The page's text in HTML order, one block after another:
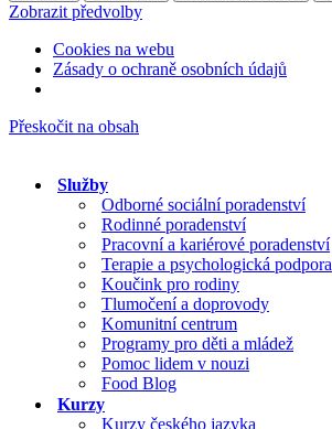
Zobrazit předvolby
Cookies na webu
Zásady o ochraně osobních údajů
Přeskočit na obsah
Služby
Odborné sociální poradenství
Rodinné poradenství
Pracovní a kariérové poradenství
Terapie a psychologická podpora
Koučink pro rodiny
Tlumočení a doprovody
Komunitní centrum
Programy pro děti a mládež
Pomoc lidem v nouzi
Food Blog
Kurzy
Kurzy českého jazyka